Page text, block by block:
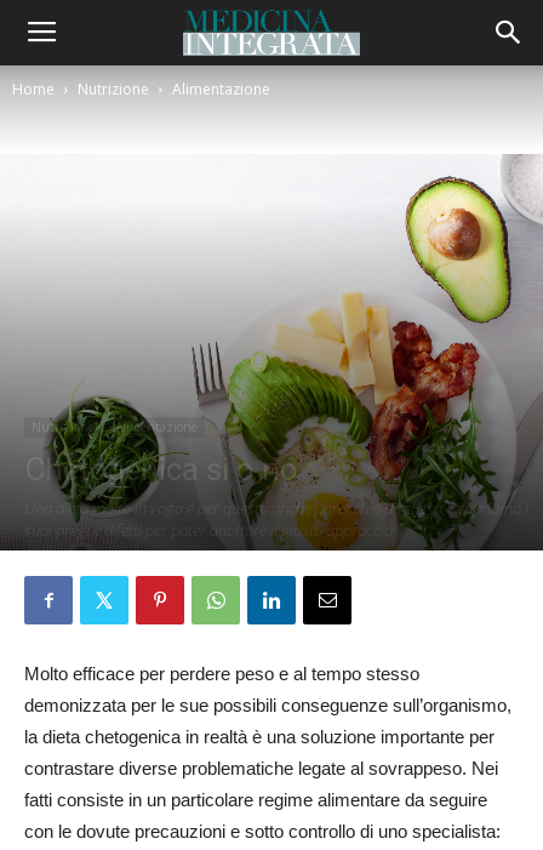
Home Nutrizione Alimentazione
Nutrizione Alimentazione
Chetogenica si o no
Una dieta molto in voga e per questo anche parecchio discussa, scopriamo i
suoi pregi e difetti per poter adottare il giusto approccio
Molto efficace per perdere peso e al tempo stesso
demonizzata per le sue possibili conseguenze sull’organismo,
la dieta chetogenica in realtà è una soluzione importante per
contrastare diverse problematiche legate al sovrappeso. Nei
fatti consiste in un particolare regime alimentare da seguire
con le dovute precauzioni e sotto controllo di uno specialista: